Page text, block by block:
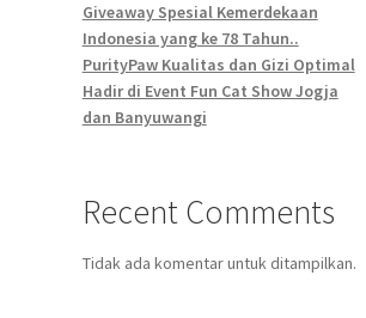
Giveaway Spesial Kemerdekaan
Indonesia yang ke 78 Tahun..
PurityPaw Kualitas dan Gizi Optimal
Hadir di Event Fun Cat Show Jogja
dan Banyuwangi
Recent Comments
Tidak ada komentar untuk ditampilkan.